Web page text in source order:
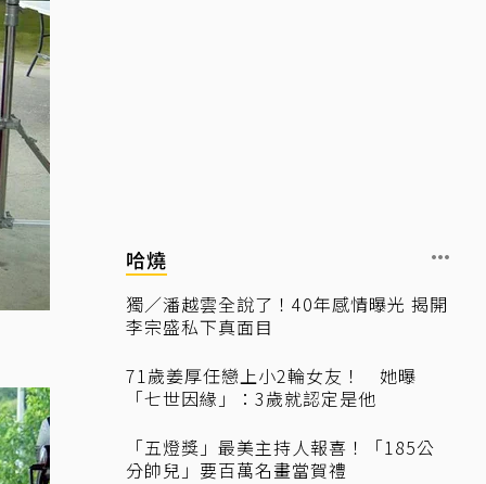
哈燒
獨／潘越雲全說了！40年感情曝光 揭開
李宗盛私下真面目
71歲姜厚任戀上小2輪女友！ 她曝
「七世因緣」：3歲就認定是他
「五燈獎」最美主持人報喜！「185公
分帥兒」要百萬名畫當賀禮